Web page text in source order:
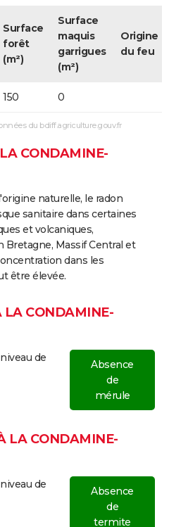
Surface
forêt
(m²)
Surface
maquis
garrigues
(m²)
Origine
du feu
150 0
du bdiff.agriculture.gouv.fr
CONDAMINE-
naturelle, le radon
sanitaire dans certaines
et volcaniques,
Massif Central et
dans les
être élevée.
LA CONDAMINE-
de
Absence
de
mérule
LA CONDAMINE-
de
Absence
de
termite